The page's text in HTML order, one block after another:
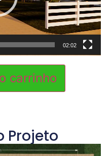
02:02
carrinho
Projeto